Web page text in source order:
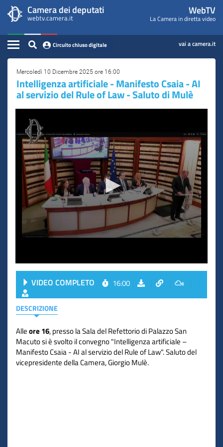
contenuto
principale
WebTV
Camera
dei
Deputati
menu
di
navigazione
Camera dei deputati
webtv.camera.it
WebTV
La Camera in diretta video
Home
Assemblea
Presidente
Commissioni
Eventi
Cerca
Circuito chiuso digitale
Circuito chiuso digitale vai a camera.it
Contenuto
Mercoledì 10 Dicembre 2025 ore 16:00
Intelligenza artificiale - Manifesto Csaia - AI
al servizio del Rule of Law - Saluto di Mulè
VIDEO COMPLETO 16:00
DESCRIZIONE
Alleore 16, presso la Sala del Refettorio di Palazzo San
Macuto si è svolto il convegno "Intelligenza artificiale –
Manifesto Csaia - AI al servizio del Rule of Law". Saluto del
vicepresidente della Camera, Giorgio Mulè.